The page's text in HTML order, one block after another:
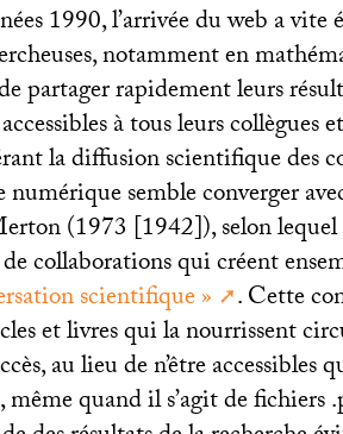
1990, l’arrivée du web a
notamment en
partager rapidement leurs
à tous leurs collègues
la diffusion scientifique des
semble converger
(1973 [1942]), selon
collaborations qui créent
scientifique»
. Cette
et livres qui la nourrissent
au lieu de n’être accessibles
même quand il s’agit de